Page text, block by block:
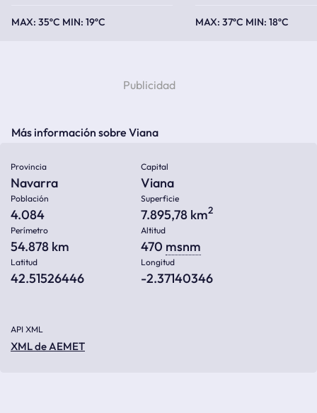
35ºC 19ºC 37ºC 18ºC
Más información sobre Viana
Provincia
Navarra
Capital
Viana
Población
4.084
Superficie
7.895,78 km2
Perímetro
54.878 km
Altitud
470 msnm
Latitud
42.51526446
Longitud
-2.37140346
API XML
XML de AEMET